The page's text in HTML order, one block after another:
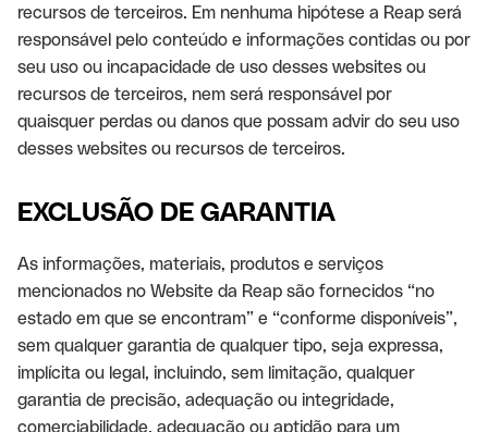
recursos de terceiros. Em nenhuma hipótese a Reap será
responsável pelo conteúdo e informações contidas ou por
seu uso ou incapacidade de uso desses websites ou
recursos de terceiros, nem será responsável por
quaisquer perdas ou danos que possam advir do seu uso
desses websites ou recursos de terceiros.
EXCLUSÃO DE GARANTIA
As informações, materiais, produtos e serviços
mencionados no Website da Reap são fornecidos “no
estado em que se encontram” e “conforme disponíveis”,
sem qualquer garantia de qualquer tipo, seja expressa,
implícita ou legal, incluindo, sem limitação, qualquer
garantia de precisão, adequação ou integridade,
comerciabilidade, adequação ou aptidão para um